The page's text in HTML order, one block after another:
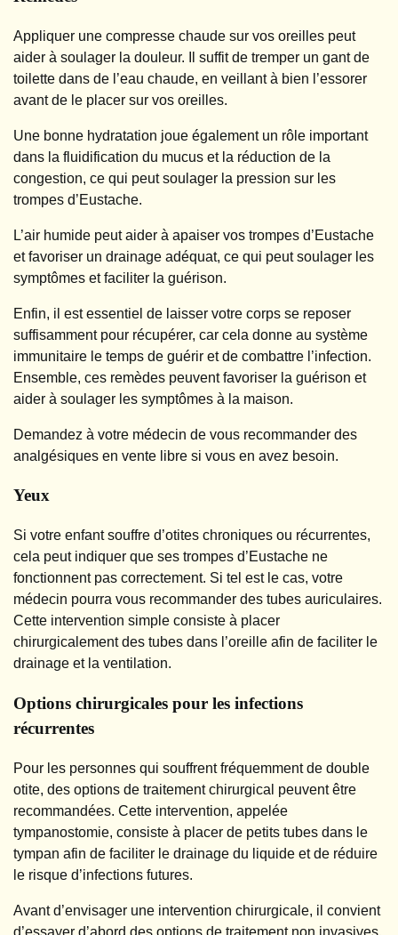
Appliquer une compresse chaude sur vos oreilles peut
aider à soulager la douleur. Il suffit de tremper un gant de
toilette dans de l’eau chaude, en veillant à bien l’essorer
avant de le placer sur vos oreilles.
Une bonne hydratation joue également un rôle important
dans la fluidification du mucus et la réduction de la
congestion, ce qui peut soulager la pression sur les
trompes d’Eustache.
L’air humide peut aider à apaiser vos trompes d’Eustache
et favoriser un drainage adéquat, ce qui peut soulager les
symptômes et faciliter la guérison.
Enfin, il est essentiel de laisser votre corps se reposer
suffisamment pour récupérer, car cela donne au système
immunitaire le temps de guérir et de combattre l’infection.
Ensemble, ces remèdes peuvent favoriser la guérison et
aider à soulager les symptômes à la maison.
Demandez à votre médecin de vous recommander des
analgésiques en vente libre si vous en avez besoin.
Yeux
Si votre enfant souffre d’otites chroniques ou récurrentes,
cela peut indiquer que ses trompes d’Eustache ne
fonctionnent pas correctement. Si tel est le cas, votre
médecin pourra vous recommander des tubes auriculaires.
Cette intervention simple consiste à placer
chirurgicalement des tubes dans l’oreille afin de faciliter le
drainage et la ventilation.
Options chirurgicales pour les infections
récurrentes
Pour les personnes qui souffrent fréquemment de double
otite, des options de traitement chirurgical peuvent être
recommandées. Cette intervention, appelée
tympanostomie, consiste à placer de petits tubes dans le
tympan afin de faciliter le drainage du liquide et de réduire
le risque d’infections futures.
Avant d’envisager une intervention chirurgicale, il convient
d’essayer d’abord des options de traitement non invasives.